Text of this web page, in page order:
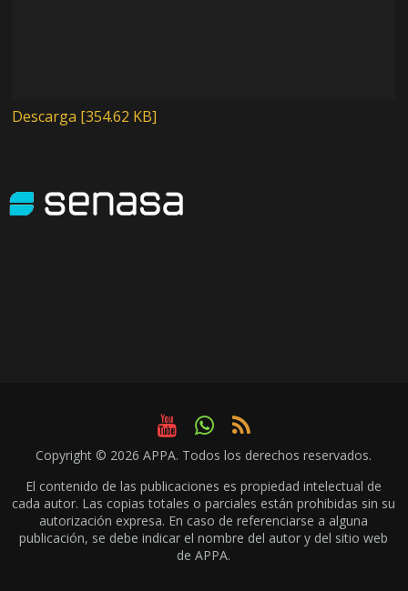
Descarga [354.62 KB]
Copyright © 2026APPA. Todos los derechos reservados.
El contenido de las publicaciones es propiedad intelectual de
cada autor. Las copias totales o parciales están prohibidas sin su
autorización expresa. En caso de referenciarse a alguna
publicación, se debe indicar el nombre del autor y del sitio web
de APPA.